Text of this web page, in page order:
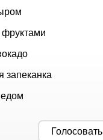
запеканка
Голосовать